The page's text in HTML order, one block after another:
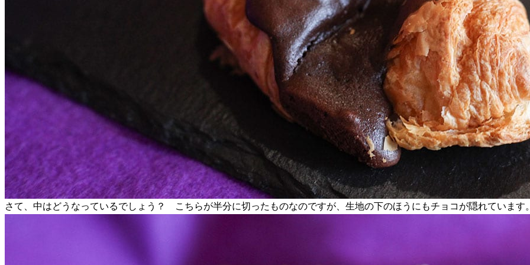
さて、中はどうなっているでしょう？ こちらが半分に切ったものなのですが、生地の下のほうにもチョコが隠れています